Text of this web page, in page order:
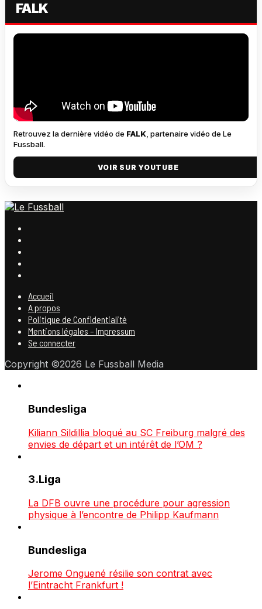
FALK
Retrouvez la dernière vidéo de FALK , partenaire vidéo de Le
Fussball.
VOIR SUR YOUTUBE
Accueil
A propos
Politique de Confidentialité
Mentions légales – Impressum
Se connecter
Copyright ©2026 Le Fussball Media
Bundesliga
Kiliann Sildillia bloqué au SC Freiburg malgré des
envies de départ et un intérêt de l’OM ?
3.Liga
La DFB ouvre une procédure pour agression
physique à l’encontre de Philipp Kaufmann
Bundesliga
Jerome Onguené résilie son contrat avec
l’Eintracht Frankfurt !